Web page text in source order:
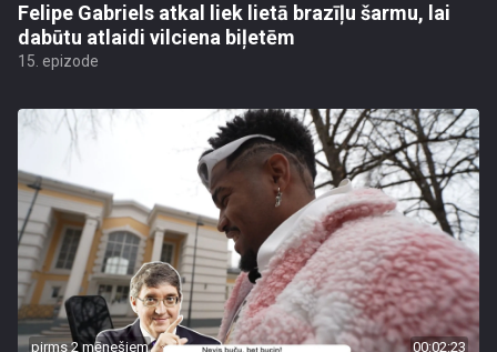
Felipe Gabriels atkal liek lietā brazīļu šarmu, lai
dabūtu atlaidi vilciena biļetēm
15. epizode
pirms 2 mēnešiem 00:02:23